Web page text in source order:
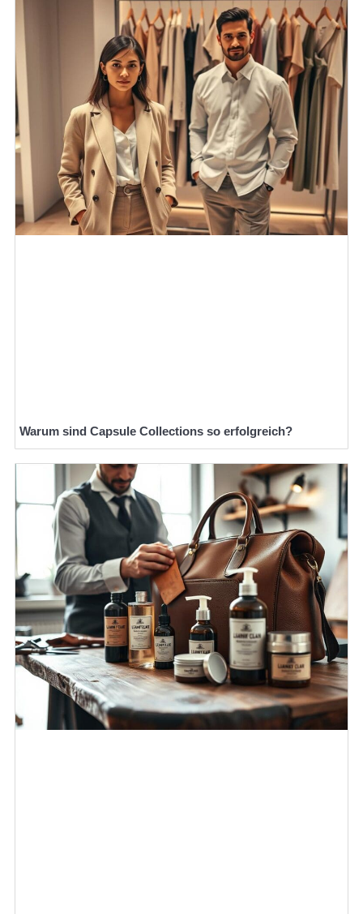
Warum sind Capsule Collections so erfolgreich?